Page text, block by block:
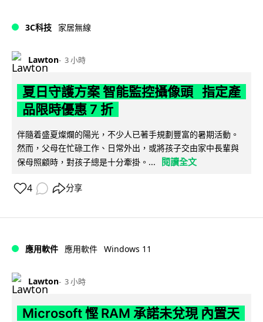
3C科技 家居無線
Lawton 3 小時
夏日守護方案 智能監控攝像頭 指定產
品限時優惠 7 折
伴隨着盛夏燦爛的陽光，不少人已著手規劃豐富的暑期活動。
然而，父母在忙碌工作、日常外出，或將孩子交由家中長輩與
保母照顧時，對孩子總是十分牽掛。...
閱讀全文
4 分享
應用軟件 應用軟件 Windows 11
Lawton 3 小時
Microsoft 慳 RAM 承諾未兌現 內置天